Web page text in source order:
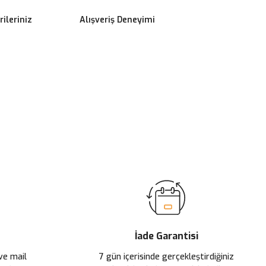
Alışveriş Deneyimi
mail
İade Garantisi
7 gün içerisinde gerçekleştirdiğiniz